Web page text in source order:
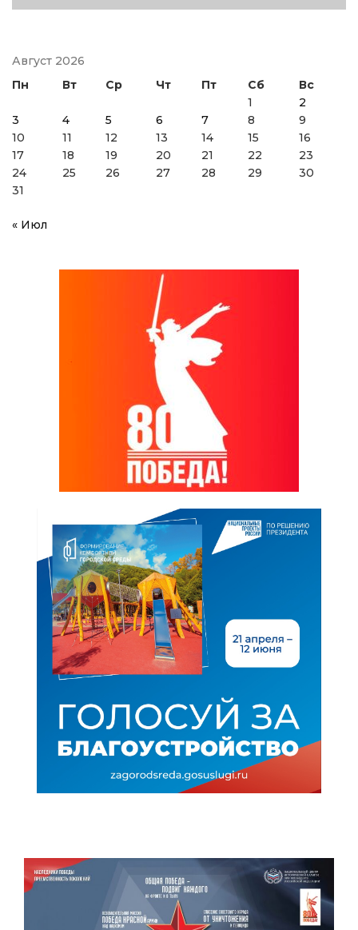
Август 2026
Пн
Вт Ср Чт Пт Сб
Вс
1
2
3
4 5 6 7 8
9
10
11 12 13 14 15
16
17
18 19 20 21 22
23
24
25 26 27 28 29
30
31
« Июл